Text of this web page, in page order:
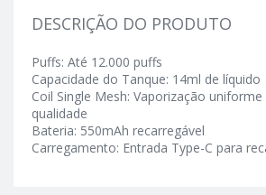
DESCRIÇÃO DO PRODUTO
Puffs: Até 12.000 puffs
Capacidade do Tanque: 14ml de líquido
Coil Single Mesh: Vaporização
qualidade
Bateria: 550mAh recarregável
Carregamento: Entrada Type-C para